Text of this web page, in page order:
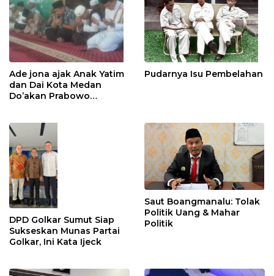
Ade jona ajak Anak Yatim
dan Dai Kota Medan
Do’akan Prabowo
Pudarnya Isu Pembelahan
DPD Golkar Sumut Siap
Sukseskan Munas Partai
Golkar, Ini Kata Ijeck
Saut Boangmanalu: Tolak
Politik Uang & Mahar
Politik